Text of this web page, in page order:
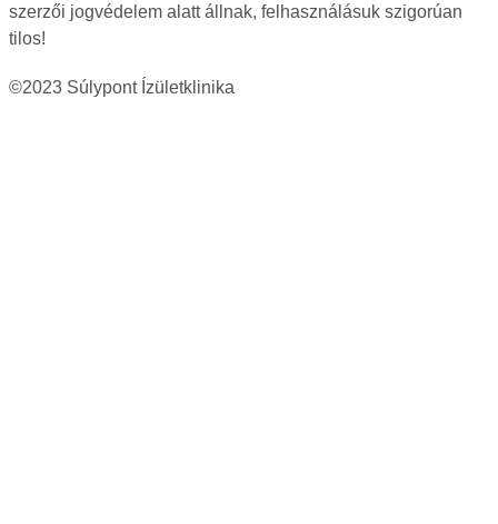
szerzői jogvédelem alatt állnak, felhasználásuk szigorúan
tilos!
©2023 Súlypont Ízületklinika